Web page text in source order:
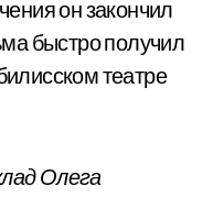
он закончил
быстро получил
театре
Олега